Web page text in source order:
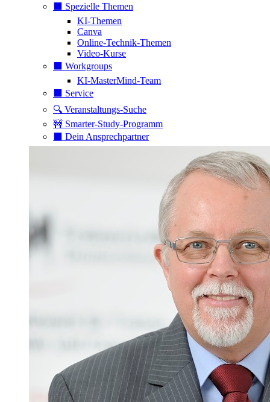
⬛️ Spezielle Themen
KI-Themen
Canva
Online-Technik-Themen
Video-Kurse
⬛️ Workgroups
KI-MasterMind-Team
⬛️ Service
🔍 Veranstaltungs-Suche
🚧 Smarter-Study-Programm
⬛️ Dein Ansprechpartner